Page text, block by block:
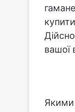
вашої
Якими